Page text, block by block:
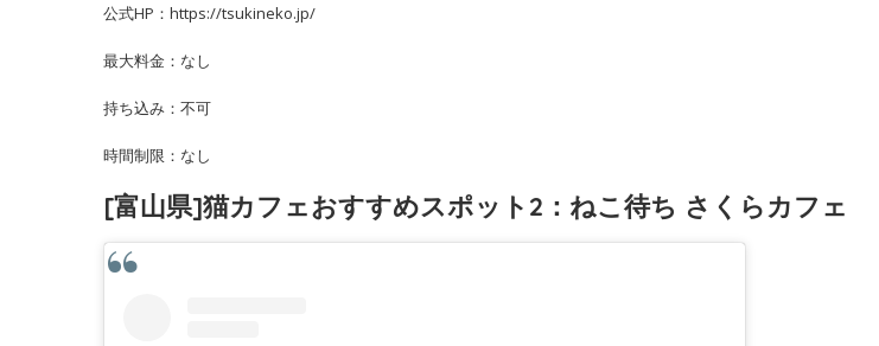
公式HP：https://tsukineko.jp/
最大料金：なし
持ち込み：不可
時間制限：なし
[富山県]猫カフェおすすめスポット2：ねこ待ち さくらカフェ